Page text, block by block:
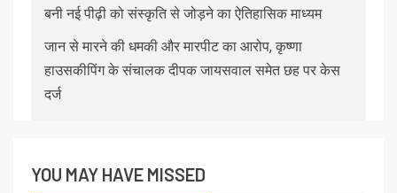
बनी नई पीढ़ी को संस्कृति से जोड़ने का ऐतिहासिक माध्यम
जान से मारने की धमकी और मारपीट का आरोप, कृष्णा
हाउसकीपिंग के संचालक दीपक जायसवाल समेत छह पर केस
दर्ज
YOU MAY HAVE MISSED